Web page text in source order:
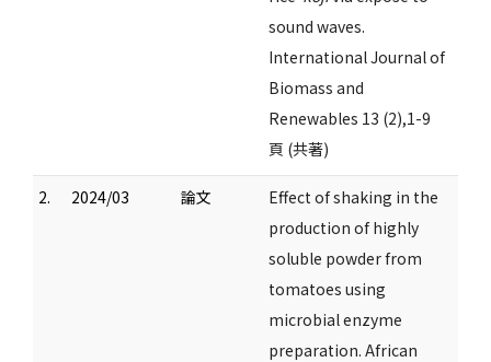
sound waves.
International Journal of
Biomass and
Renewables 13 (2),1-9
頁 (共著)
2. 2024/03 論文
Effect of shaking in the
production of highly
soluble powder from
tomatoes using
microbial enzyme
preparation. African